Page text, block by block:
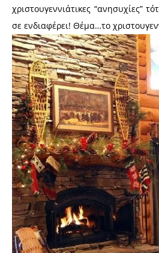
χριστουγεννιάτικες “ανησυχίες”
σε ενδιαφέρει! Θέμα…το